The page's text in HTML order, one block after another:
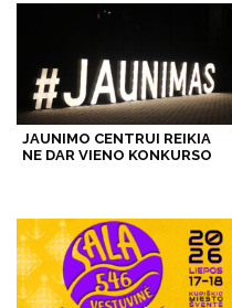
JAUNIMO CENTRUI REIKIA
NE DAR VIENO KONKURSO